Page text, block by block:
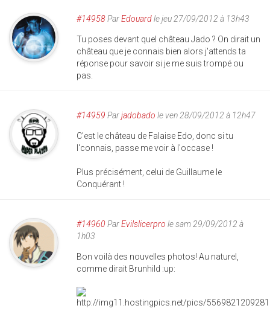
#14958ParEdouardle jeu 27/09/2012 à 13h43
Tu poses devant quel château Jado ? On dirait un
château que je connais bien alors j'attends ta
réponse pour savoir si je me suis trompé ou
pas.
#14959 Parjadobado le ven 28/09/2012 à 12h47
C'est le château de Falaise Edo, donc si tu
l'connais, passe me voir à l'occase !
Plus précisément, celui de Guillaume le
Conquérant !
#14960 ParEvilslicerpro le sam 29/09/2012 à
1h03
Bon voilà des nouvelles photos! Au naturel,
comme dirait Brunhild :up: